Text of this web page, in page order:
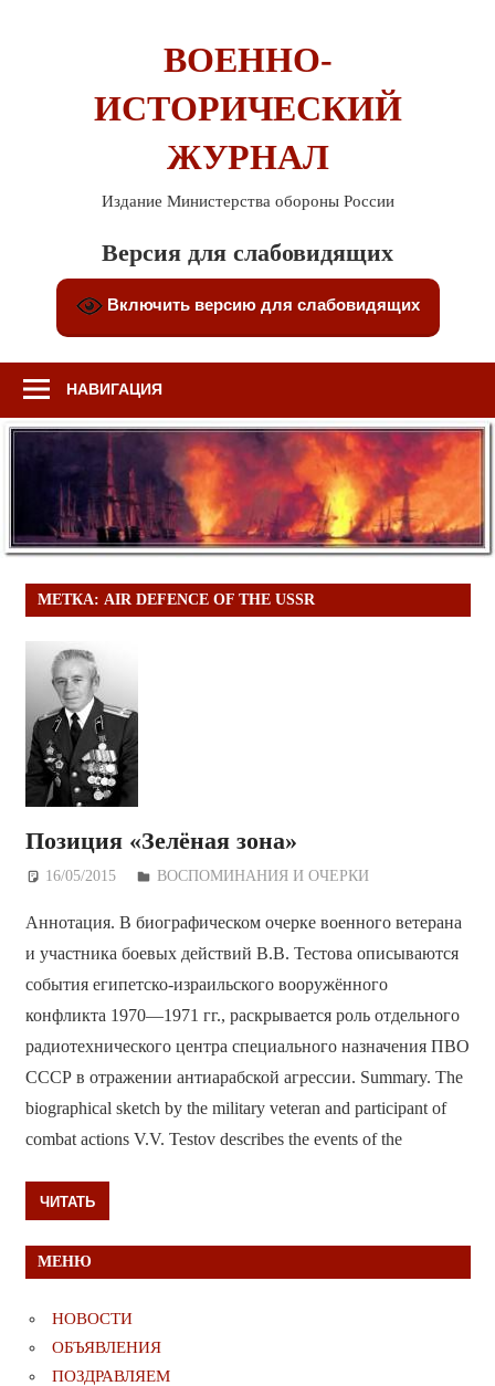
ВОЕННО-
ИСТОРИЧЕСКИЙ
ЖУРНАЛ
Издание Министерства обороны России
Версия для слабовидящих
Включить версию для слабовидящих
НАВИГАЦИЯ
МЕТКА: AIR DEFENCE OF THE USSR
Позиция «Зелёная зона»
16/05/2015 Дежурный по Редакции
ВОСПОМИНАНИЯ И ОЧЕРКИ
Аннотация. В биографическом очерке военного ветерана
и участника боевых действий В.В. Тестова описываются
события египетско-израильского вооружённого
конфликта 1970—1971 гг., раскрывается роль отдельного
радиотехнического центра специального назначения ПВО
СССР в отражении антиарабской агрессии. Summary. The
biographical sketch by the military veteran and participant of
combat actions V.V. Testov describes the events of the
ЧИТАТЬ
МЕНЮ
НОВОСТИ
ОБЪЯВЛЕНИЯ
ПОЗДРАВЛЯЕМ